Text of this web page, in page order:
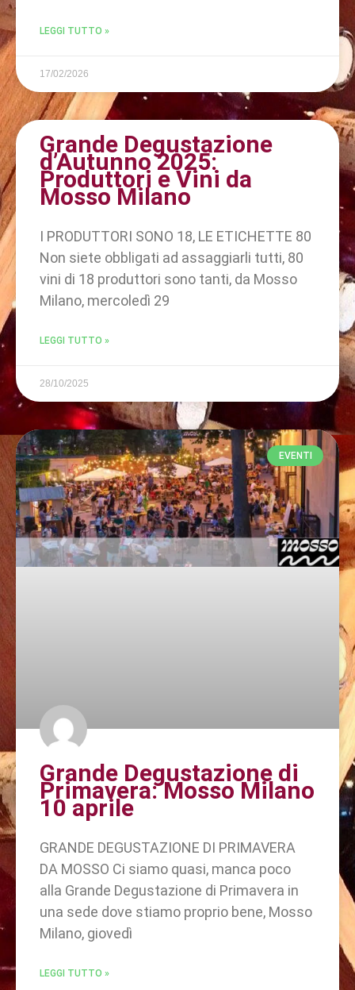
LEGGI TUTTO »
17/02/2026
Grande Degustazione
d’Autunno 2025:
Produttori e Vini da
Mosso Milano
I PRODUTTORI SONO 18, LE ETICHETTE 80
Non siete obbligati ad assaggiarli tutti, 80
vini di 18 produttori sono tanti, da Mosso
Milano, mercoledì 29
LEGGI TUTTO »
28/10/2025
EVENTI
Grande Degustazione di
Primavera: Mosso Milano
10 aprile
GRANDE DEGUSTAZIONE DI PRIMAVERA
DA MOSSO Ci siamo quasi, manca poco
alla Grande Degustazione di Primavera in
una sede dove stiamo proprio bene, Mosso
Milano, giovedì
LEGGI TUTTO »